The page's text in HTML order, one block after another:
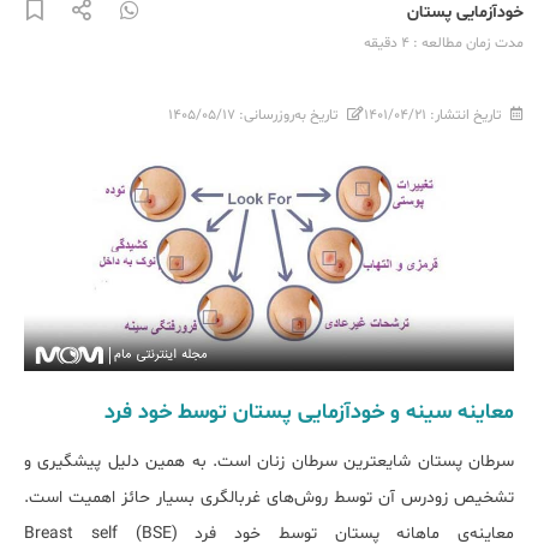
خودآزمایی پستان
مدت زمان مطالعه : 4 دقیقه
تاریخ انتشار: ۱۴۰۱/۰۴/۲۱ تاریخ به‌روزرسانی: ۱۴۰۵/۰۵/۱۷
معاینه سینه و خودآزمایی پستان توسط خود فرد
سرطان پستان شایع‎ترین سرطان زنان است. به همین دلیل پیش‎گیری و
تشخیص زودرس آن توسط روش‌های غربالگری بسیار حائز اهمیت است.
معاینه‌ی ماهانه پستان توسط خود فرد (BSE) Breast self